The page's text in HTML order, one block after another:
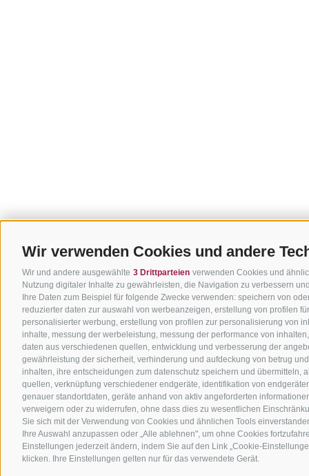
Wir verwenden Cookies und andere
Wir und andere ausgewählte 3 Drittparteien verwenden Cookies und
Nutzung digitaler Inhalte zu gewährleisten, die Navigation zu verbessern
Ihre Daten zum Beispiel für folgende Zwecke verwenden: speichern von
reduzierter daten zur auswahl von werbeanzeigen, erstellung von profilen
personalisierter werbung, erstellung von profilen zur personalisierung von
inhalte, messung der werbeleistung, messung der performance von
daten aus verschiedenen quellen, entwicklung und verbesserung der
gewährleistung der sicherheit, verhinderung und aufdeckung von betrug
inhalten, ihre entscheidungen zum datenschutz speichern und
quellen, verknüpfung verschiedener endgeräte, identifikation von
genauer standortdaten, geräte anhand von aktiv angeforderten
verweigern oder zu widerrufen, ohne dass dies zu wesentlichen
Sie sich mit der Verwendung von Cookies und ähnlichen Tools
Ihre Auswahl anzupassen oder „Alle ablehnen", um ohne Cookies
Einstellungen jederzeit ändern, indem Sie auf den Link „Cookie-
klicken. Ihre Einstellungen gelten nur für das verwendete Gerät.